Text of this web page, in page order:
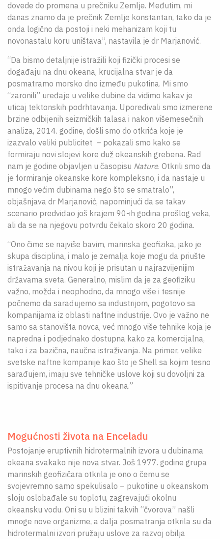
dovede do promena u prečniku Zemlje. Međutim, mi
danas znamo da je prečnik Zemlje konstantan, tako da je
onda logično da postoji i neki mehanizam koji tu
novonastalu koru uništava”, nastavila je dr Marjanović.
“Da bismo detaljnije istražili koji fizički procesi se
događaju na dnu okeana, krucijalna stvar je da
posmatramo morsko dno između pukotina. Mi smo
“zaronili” uređaje u velike dubine da vidimo kakav je
uticaj tektonskih podrhtavanja. Upoređivali smo izmerene
brzine odbijenih seizmičkih talasa i nakon višemesečnih
analiza, 2014. godine, došli smo do otkrića koje je
izazvalo veliki publicitet – pokazali smo kako se
formiraju novi slojevi kore duž okeanskih grebena. Rad
nam je godine objavljen u časopisu Nature. Otkrili smo da
je formiranje okeanske kore kompleksno, i da nastaje u
mnogo većim dubinama nego što se smatralo”,
objašnjava dr Marjanović, napominjući da se takav
scenario predviđao još krajem 90-ih godina prošlog veka,
ali da se na njegovu potvrdu čekalo skoro 20 godina.
“Ono čime se najviše bavim, marinska geofizika, jako je
skupa disciplina, i malo je zemalja koje mogu da priušte
istražavanja na nivou koji je prisutan u najrazvijenijim
državama sveta. Generalno, mislim da je za geofiziku
važno, možda i neophodno, da mnogo više i tesnije
počnemo da sarađujemo sa industrijom, pogotovo sa
kompanijama iz oblasti naftne industrije. Ovo je važno ne
samo sa stanovišta novca, već mnogo više tehnike koja je
napredna i podjednako dostupna kako za komercijalna,
tako i za bazična, naučna istraživanja. Na primer, velike
svetske naftne kompanije kao što je Shell sa kojim tesno
sarađujem, imaju sve tehničke uslove koji su dovoljni za
ispitivanje procesa na dnu okeana.”
Mogućnosti života na Enceladu
Postojanje eruptivnih hidrotermalnih izvora u dubinama
okeana svakako nije nova stvar. Još 1977. godine grupa
marinskih geofizičara otkrila je ono o čemu se
svojevremno samo spekulisalo – pukotine u okeanskom
sloju oslobađale su toplotu, zagrevajući okolnu
okeansku vodu. Oni su u blizini takvih “čvorova” našli
mnoge nove organizme, a dalja posmatranja otkrila su da
hidrotermalni izvori pružaju uslove za razvoj obilja